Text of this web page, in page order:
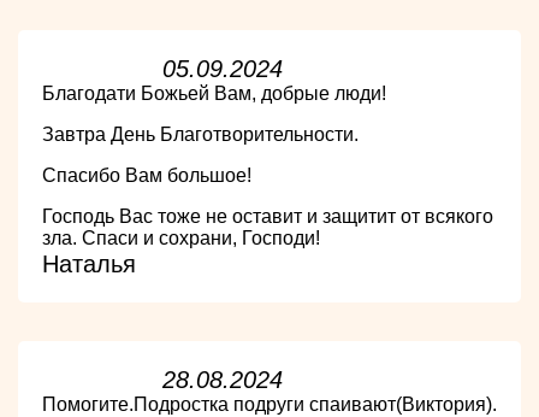
05.09.2024
Благодати Божьей Вам, добрые люди!
Завтра День Благотворительности.
Спасибо Вам большое!
Господь Вас тоже не оставит и защитит от всякого
зла. Спаси и сохрани, Господи!
Наталья
28.08.2024
Помогите.Подростка подруги спаивают(Виктория).